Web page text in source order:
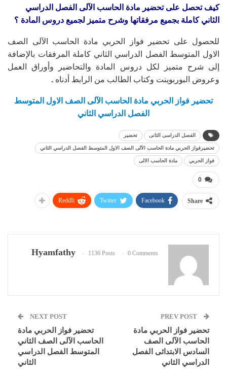
كيف تحصل على تحضير مادة الحاسب الآلى الفصل الدراسي
الثانيكاملة بجميع مرفقاتها وشرح متميز لجميع دروس المادة ؟
للحصول على تحضير فواز الحربي مادة الحاسب الآلى الصف
الاول المتوسط الفصل الدراسي الثاني كاملة المرفقات بالإضافة
إلى شرح متميز لكل دروس المادة والتحاضير وأوراق العمل
وعروض البوربوينت وكتاب الطالب من الرابط أدناه .
تحضير فواز الحربي مادة الحاسب الآلى الصف الاول المتوسط
الفصل الدراسي الثاني
الفصل الدراسى الثانى تحضير
تحضيرفواز الحربي مادة الحاسب الآلى الصف الاول المتوسط الفصل الدراسي الثاني
فواز الحربي مادة الحاسب الالى
0
Share
Facebook
Twitter
ReddIt
Hyamfathy 1136 Posts 0 Comments
تحضير فواز الحربي مادة
الحاسب الآلى الصف
السادس الابتدائى الفصل
الدراسي الثاني
NEXT POST
تحضير فواز الحربي مادة
الحاسب الآلى الصف الثاني
المتوسط الفصل الدراسي
الثاني